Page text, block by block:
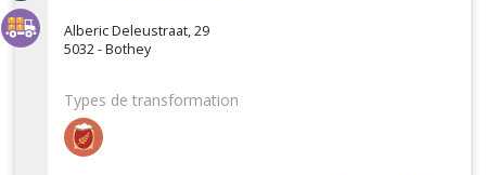
Alberic Deleustraat, 29
5032 - Bothey
Types de transformation